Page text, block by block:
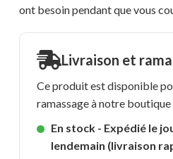
ont besoin pendant que vous
Livraison et
Ce produit est disponible
ramassage à notre
En stock - Expédié le
lendemain (livraison